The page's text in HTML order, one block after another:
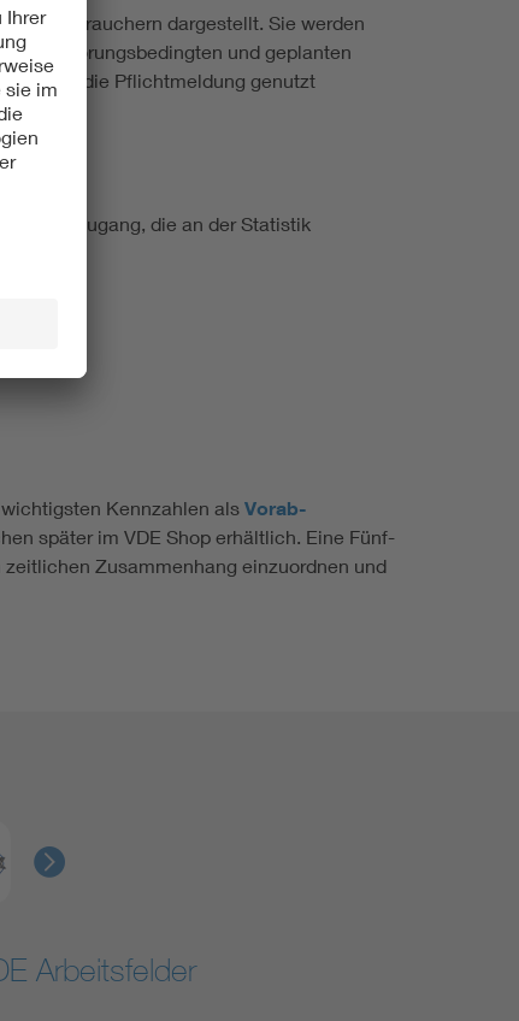
dargestellt. Sie werden
störungsbedingten und geplanten
für die Pflichtmeldung genutzt
Zugang, die an der Statistik
Kennzahlen als Vorab-
später im VDE Shop erhältlich. Eine Fünf-
Zusammenhang einzuordnen und
Arbeitsfelder